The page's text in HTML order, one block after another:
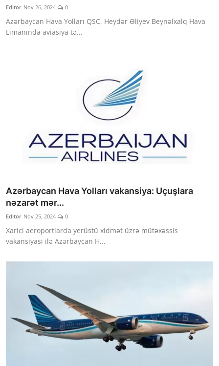
Editor Nov 26, 2024 0
Azərbaycan Hava Yolları QSC, Heydər Əliyev Beynəlxalq Hava
Limanında aviasiya tə...
Azərbaycan Hava Yolları vakansiya: Uçuşlara
nəzarət mər...
Editor Nov 25, 2024 0
Xarici aeroportlarda yerüstü xidmət üzrə mütəxəssis
vakansiyası ilə Azərbaycan H...